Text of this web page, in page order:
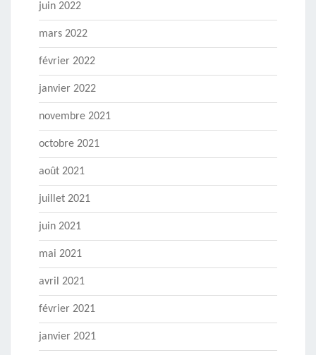
juin 2022
mars 2022
février 2022
janvier 2022
novembre 2021
octobre 2021
août 2021
juillet 2021
juin 2021
mai 2021
avril 2021
février 2021
janvier 2021